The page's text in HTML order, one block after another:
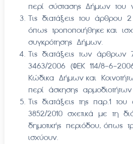
περί σύστασης Δήμων του
Τις διατάξεις του άρθρου
όπως τροποποιήθηκε και
συγκρότησης Δήμων.
Τις διατάξεις των
3463/2006 (ΦΕΚ 114/8-6-
Κώδικα Δήμων και
περί άσκησης
Τις διατάξεις της παρ.1
3852/2010 σχετικά με τη
δημοτικής περιόδου, όπως
ισχύουν.